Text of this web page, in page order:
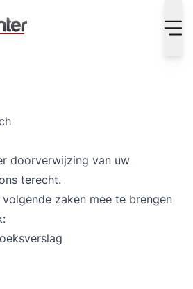
doorverwijzing van uw
terecht.
zaken mee te brengen